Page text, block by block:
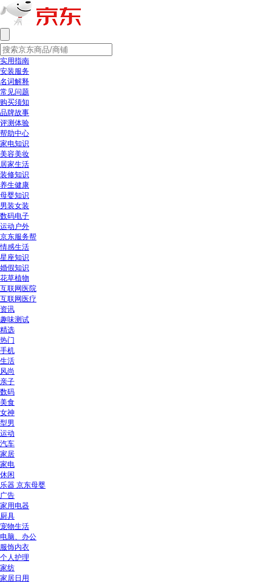
实用指南
安装服务
名词解释
常见问题
购买须知
品牌故事
评测体验
帮助中心
家电知识
美容美妆
居家生活
装修知识
养生健康
母婴知识
男装女装
数码电子
运动户外
京东服务帮
情感生活
星座知识
婚假知识
花草植物
互联网医院
互联网医疗
资讯
趣味测试
精选
热门
手机
生活
风尚
亲子
数码
美食
女神
型男
运动
汽车
家居
家电
休闲
乐器 京东母婴
广告
家用电器
厨具
宠物生活
电脑、办公
服饰内衣
个人护理
家纺
家居日用